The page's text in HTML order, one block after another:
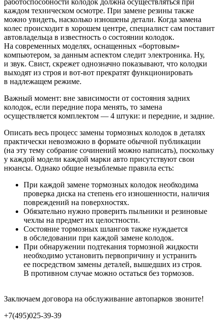
каждом техническом осмотре. При замене резины также
можно увидеть, насколько изношены детали. Когда замена
колес происходит в хорошем центре, специалист сам поставит
автовладельца в известность о состоянии колодок.
На современных моделях, оснащенных «бортовым»
компьютером, за данным аспектом следит электроника. Ну,
и звук. Свист, скрежет однозначно показывают, что колодки
выходят из строя и вот-вот прекратят функционировать
в надлежащем режиме.
Важный момент: вне зависимости от состояния задних
колодок, если передние пора менять, то замена
осуществляется комплектом — 4 штуки: и передние, и задние.
Описать весь процесс замены тормозных колодок в деталях
практически невозможно в формате обычной публикации
(на эту тему собрание сочинений можно написать), поскольку
у каждой модели каждой марки авто присутствуют свои
нюансы. Однако общие незыблемые правила есть:
При каждой замене тормозных колодок необходима
проверка диска на степень его изношенности, наличия
повреждений на поверхностях.
Обязательно нужно проверить пыльники и резиновые
чехлы на предмет их целостности.
Состояние тормозных шлангов также нуждается
в обследовании при каждой замене колодок.
При обнаружении подтекания тормозной жидкости
необходимо установить первопричину и устранить
ее посредством замены деталей, вышедших из строя.
В противном случае можно остаться без тормозов.
Заключаем договора на обслуживание автопарков звоните!
+7(495)025-39-39